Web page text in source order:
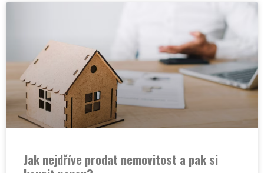
Jak nejdříve prodat nemovitost a pak si